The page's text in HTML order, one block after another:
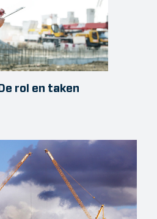
rol en taken